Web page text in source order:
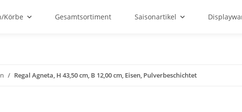
Körbe Gesamtsortiment Saisonartikel
Regal Agneta, H 43,50 cm, B 12,00 cm, Eisen, Pulverbeschichtet